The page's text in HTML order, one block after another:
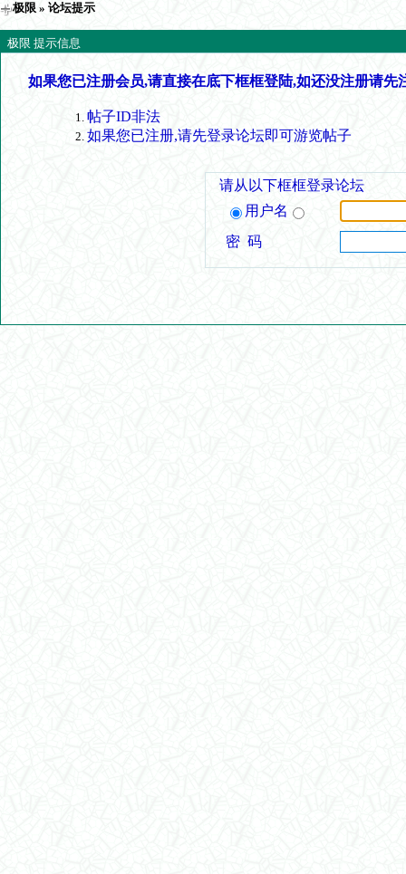
极限 » 论坛提示
极限 提示信息
如果您已注册会员,请直接在底下框框登陆,如还没注册请先
帖子ID非法
如果您已注册,请先登录论坛即可游览帖子
请从以下框框登录论坛
用户名
密 码